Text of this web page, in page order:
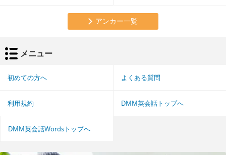
アンカー一覧
メニュー
初めての方へ よくある質問
利用規約 DMM英会話トップへ
DMM英会話Wordsトップへ